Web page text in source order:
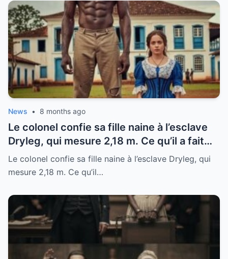
News • 8 months ago
Le colonel confie sa fille naine à l’esclave
Dryleg, qui mesure 2,18 m. Ce qu’il a fait
ensuite vous surprendra.
Le colonel confie sa fille naine à l’esclave Dryleg, qui
mesure 2,18 m. Ce qu’il…